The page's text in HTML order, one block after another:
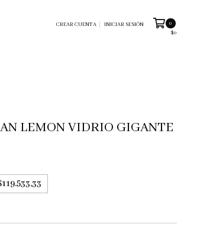
CREAR CUENTA INICIAR SESIÓN
0
$0
LEMON VIDRIO GIGANTE